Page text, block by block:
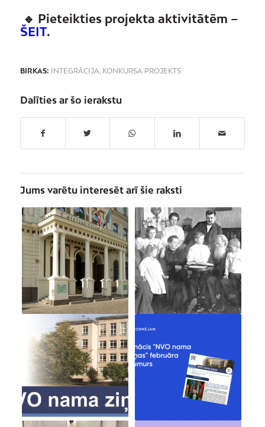
🔹 Pieteikties projekta aktivitātēm –
ŠEIT.
BIRKAS: INTEGRĀCIJA, KONKURSA PROJEKTS
Dalīties ar šo ierakstu
Jums varētu interesēt arī šie raksti